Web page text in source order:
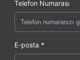
Telefon Numarası
E-posta *